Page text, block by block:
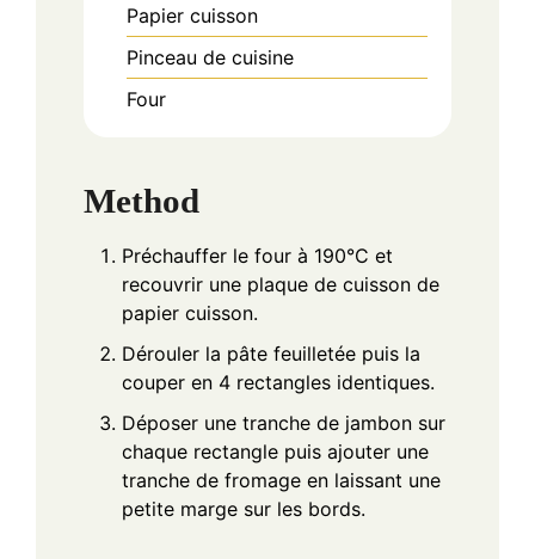
Papier cuisson
Pinceau de cuisine
Four
Method
Préchauffer le four à 190°C et
recouvrir une plaque de cuisson de
papier cuisson.
Dérouler la pâte feuilletée puis la
couper en 4 rectangles identiques.
Déposer une tranche de jambon sur
chaque rectangle puis ajouter une
tranche de fromage en laissant une
petite marge sur les bords.